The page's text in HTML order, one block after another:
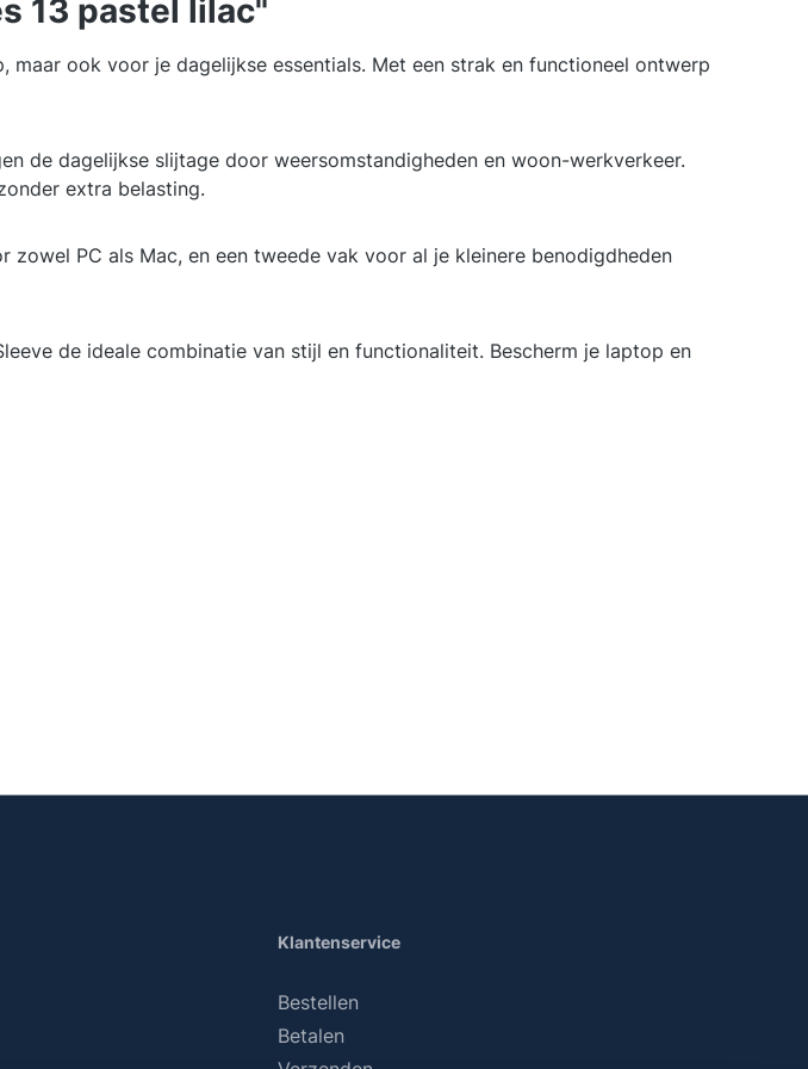
13 pastel lilac"
ook voor je dagelijkse essentials. Met een strak en functioneel ontwerp
de dagelijkse slijtage door weersomstandigheden en woon-werkverkeer.
extra belasting.
PC als Mac, en een tweede vak voor al je kleinere benodigdheden
de ideale combinatie van stijl en functionaliteit. Bescherm je laptop en
Klantenservice
Bestellen
Betalen